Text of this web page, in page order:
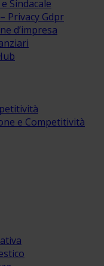
Sindacale
Privacy Gdpr
d’impresa
e Competitività